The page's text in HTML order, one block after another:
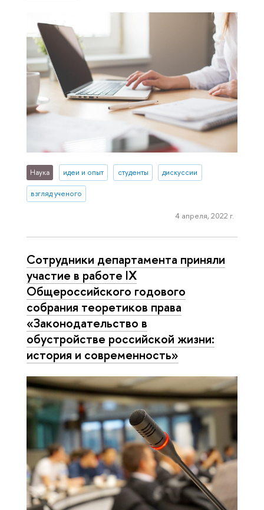
Наука идеи и опыт студенты дискуссии
взгляд ученого
4 апреля, 2022 г.
Сотрудники департамента приняли
участие в работе IX
Общероссийского годового
собрания теоретиков права
«Законодательство в
обустройстве российской жизни:
история и современность»